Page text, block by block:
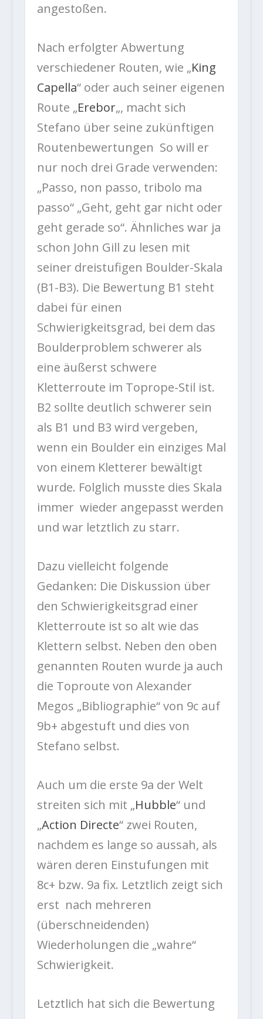
angestoßen.
Nach erfolgter Abwertung
verschiedener Routen, wie „King
Capella“ oder auch seiner eigenen
Route „Erebor„, macht sich
Stefano über seine zukünftigen
Routenbewertungen So will er
nur noch drei Grade verwenden:
„Passo, non passo, tribolo ma
passo“ „Geht, geht gar nicht oder
geht gerade so“. Ähnliches war ja
schon John Gill zu lesen mit
seiner dreistufigen Boulder-Skala
(B1-B3). Die Bewertung B1 steht
dabei für einen
Schwierigkeitsgrad, bei dem das
Boulderproblem schwerer als
eine äußerst schwere
Kletterroute im Toprope-Stil ist.
B2 sollte deutlich schwerer sein
als B1 und B3 wird vergeben,
wenn ein Boulder ein einziges Mal
von einem Kletterer bewältigt
wurde. Folglich musste dies Skala
immer wieder angepasst werden
und war letztlich zu starr.
Dazu vielleicht folgende
Gedanken: Die Diskussion über
den Schwierigkeitsgrad einer
Kletterroute ist so alt wie das
Klettern selbst. Neben den oben
genannten Routen wurde ja auch
die Toproute von Alexander
Megos „Bibliographie“ von 9c auf
9b+ abgestuft und dies von
Stefano selbst.
Auch um die erste 9a der Welt
streiten sich mit „Hubble“ und
„Action Directe“ zwei Routen,
nachdem es lange so aussah, als
wären deren Einstufungen mit
8c+ bzw. 9a fix. Letztlich zeigt sich
erst nach mehreren
(überschneidenden)
Wiederholungen die „wahre“
Schwierigkeit.
Letztlich hat sich die Bewertung